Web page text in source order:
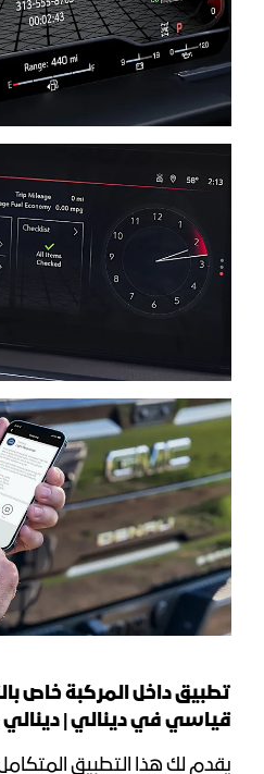
تطبيق داخل المركبة خاص
قياسي في دينالي |دينالي
يقدم لك هذا التطبيق